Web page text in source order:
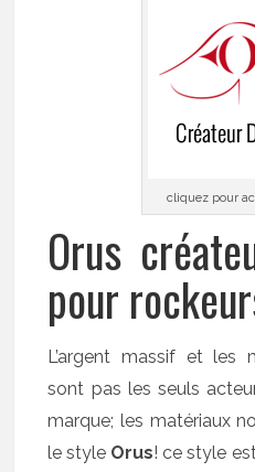
cliquez pour
Orus
pour
L’argent massif et les
sont pas les seuls
marque; les matériaux
le style Orus! ce style